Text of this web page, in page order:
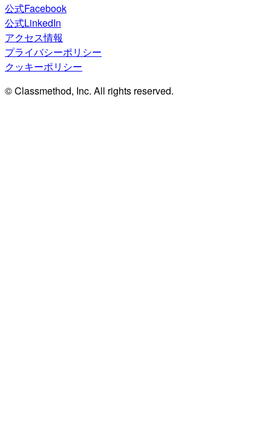
公式Facebook
公式LinkedIn
アクセス情報
プライバシーポリシー
クッキーポリシー
© Classmethod, Inc. All rights reserved.